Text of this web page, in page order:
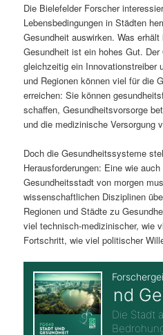
r
i
n
g
e
s
p
r
i
n
n
Die Bielefelder Forscher
Lebensbedingungen in Städten
Gesundheit auswirken. Was
Gesundheit ist ein hohes Gut.
gleichzeitig ein Innovationstreiber
und Regionen können viel für die
erreichen: Sie können
schaffen, Gesundheitsvorsorge
und die medizinische Versorgung
Doch die Gesundheitssysteme
Herausforderungen: Eine wie
Gesundheitsstadt von morgen
wissenschaftlichen Disziplinen
Regionen und Städte zu
viel technisch-medizinischer, wie
Fortschritt, wie viel politischer